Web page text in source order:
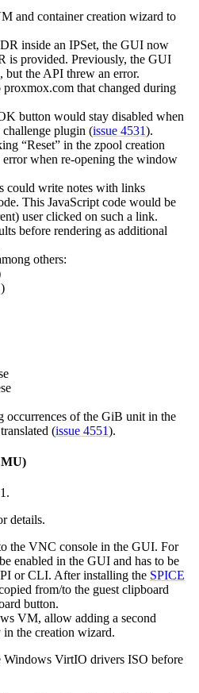
and container creation wizard to
inside an IPSet, the GUI now
is provided. Previously, the GUI
but the API threw an error.
that changed during
button would stay disabled when
plugin (issue 4531).
“Reset” in the zpool creation
when re-opening the window
could write notes with links
This JavaScript code would be
user clicked on such a link.
before rendering as additional
others:
occurrences of the GiB unit in the
(issue 4551).
details.
the VNC console in the GUI. For
enabled in the GUI and has to be
or CLI. After installing the SPICE
from/to the guest clipboard
button.
VM, allow adding a second
the creation wizard.
Windows VirtIO drivers ISO before